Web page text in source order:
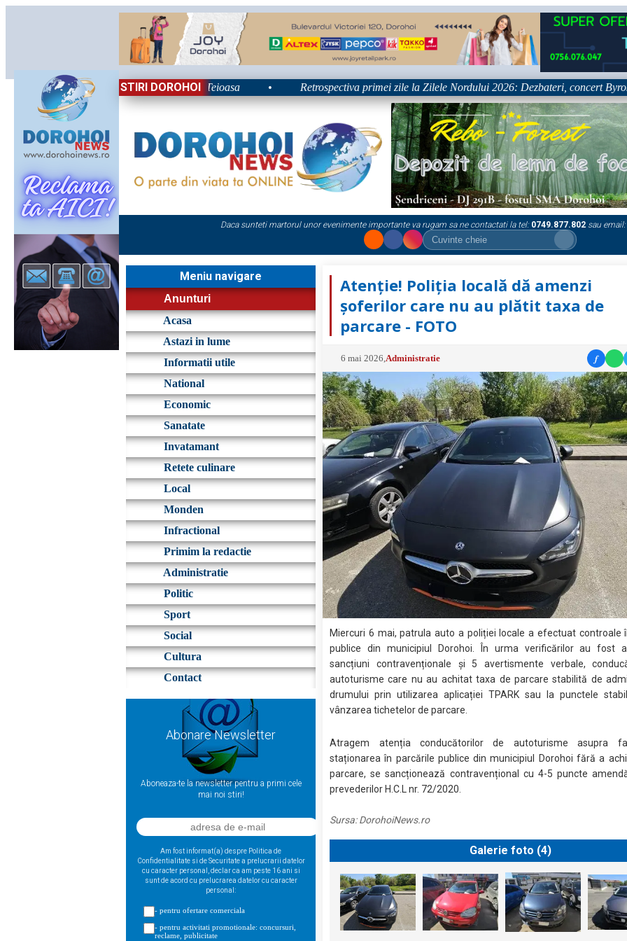
STIRI DOROHOI
2026: Energie și nostalgie în Poiana Teioasa • Retrospectiva primei zile la Zilele Nordului 2026: Dezbateri, concert Byron și
Daca sunteti martorul unor evenimente importante va rugam sa ne contactati la tel: 0749.877.802 sau email:
Meniu navigare
Anunturi
Acasa
Astazi in lume
Informatii utile
National
Economic
Sanatate
Invatamant
Retete culinare
Local
Monden
Infractional
Primim la redactie
Administratie
Politic
Sport
Social
Cultura
Contact
Abonare Newsletter
Aboneaza-te la newsletter pentru a primi cele
mai noi stiri!
Am fost informat(a) despre Politica de
Confidentialitate si de Securitate a prelucrarii datelor
cu caracter personal, declar ca am peste 16 ani si
sunt de acord cu prelucrarea datelor cu caracter
personal:
- pentru ofertare comerciala
- pentru activitati promotionale: concursuri,
reclame, publicitate
Atenție! Poliția locală dă amenzi
șoferilor care nu au plătit taxa de
parcare - FOTO
6 mai 2026 Administratie f
Miercuri 6 mai, patrula auto a poliției locale a efectuat controale
publice din municipiul Dorohoi. În urma verificărilor au fost
sancțiuni contravenționale și 5 avertismente verbale,
autoturisme care nu au achitat taxa de parcare stabilită de
drumului prin utilizarea aplicației TPARK sau la punctele
vânzarea tichetelor de parcare.
Atragem atenția conducătorilor de autoturisme asupra
staționarea în parcările publice din municipiul Dorohoi fără a
parcare, se sancționează contravențional cu 4-5 puncte
prevederilor H.C.L nr. 72/2020.
Sursa:DorohoiNews.ro
Galerie foto (4)